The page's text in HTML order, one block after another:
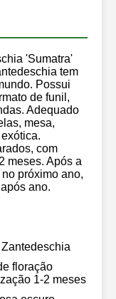
'Sumatra'
tem
Possui
de funil,
Adequado
mesa,
com
meses. Após a
próximo ano,
ano.
floração
1-2 meses